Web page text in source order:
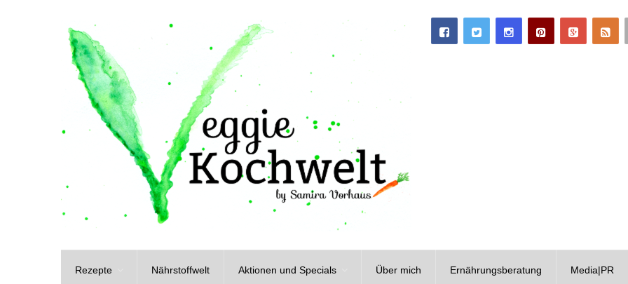
Rezepte Nährstoffwelt Aktionen und Specials Über mich Ernährungsberatung Media|PR